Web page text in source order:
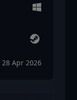
28 Apr 2026